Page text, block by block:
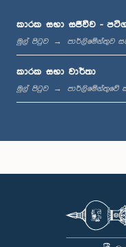
කාරක සභා සජීවීව -
මුල් පිටුව පාර්ලිමේන්තුව
කාරක සභා වාර්තා
මුල් පිටුව පාර්ලිමේන්තුවේ